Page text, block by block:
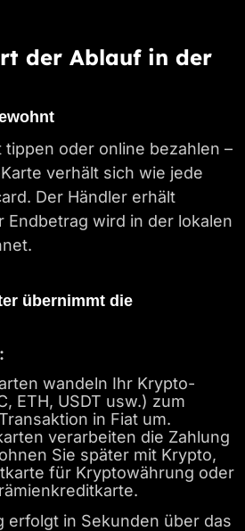
der Ablauf in der
tippen oder online bezahlen –
verhält sich wie jede
Der Händler erhält
Endbetrag wird in der lokalen
übernimmt die
wandeln Ihr Krypto-
ETH, USDT usw.) zum
in Fiat um.
verarbeiten die Zahlung
Sie später mit Krypto,
für Kryptowährung oder
erfolgt in Sekunden über das